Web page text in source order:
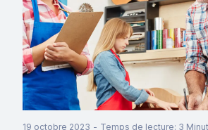
19 octobre 2023 - Temps de lecture: 3